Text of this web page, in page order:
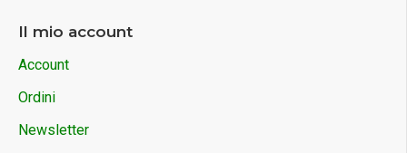
Il mio account
Account
Ordini
Newsletter